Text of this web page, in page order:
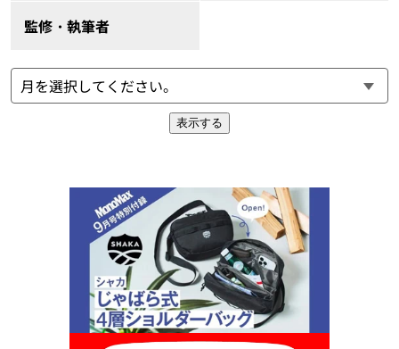
監修・執筆者
表示する